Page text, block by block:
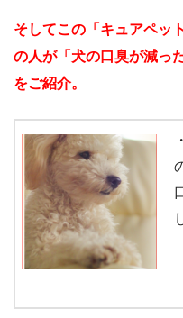
そしてこの「キュアペッ
の人が「犬の口臭が減っ
をご紹介。